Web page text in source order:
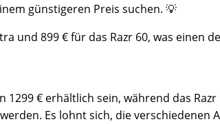
günstigeren Preis suchen. 💡
und 899 € für das Razr 60, was
1299 € erhältlich sein, während das
Es lohnt sich, die